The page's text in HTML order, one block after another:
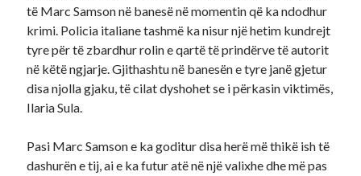
të Marc Samson në banesë në momentin që ka ndodhur
krimi. Policia italiane tashmë ka nisur një hetim kundrejt
tyre për të zbardhur rolin e qartë të prindërve të autorit
në këtë ngjarje. Gjithashtu në banesën e tyre janë gjetur
disa njolla gjaku, të cilat dyshohet se i përkasin viktimës,
Ilaria Sula.
Pasi Marc Samson e ka goditur disa herë më thikë ish të
dashurën e tij, ai e ka futur atë në një valixhe dhe më pas